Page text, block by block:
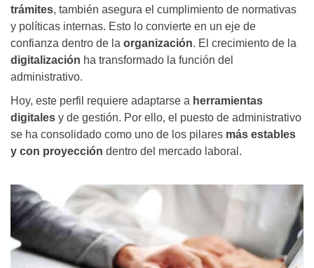
trámites, también asegura el cumplimiento de normativas
y políticas internas. Esto lo convierte en un eje de
confianza dentro de la organización. El crecimiento de la
digitalización ha transformado la función del
administrativo.
Hoy, este perfil requiere adaptarse a herramientas
digitales y de gestión. Por ello, el puesto de administrativo
se ha consolidado como uno de los pilares más estables
y con proyección dentro del mercado laboral.